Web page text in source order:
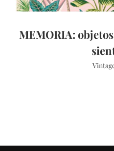
MEMORIA: